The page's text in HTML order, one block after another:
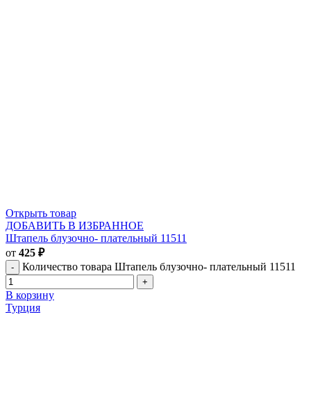
Открыть товар
ДОБАВИТЬ В ИЗБРАННОЕ
Штапель блузочно- плательный 11511
от 425 ₽
Количество товара Штапель блузочно- плательный 11511
В корзину
Турция